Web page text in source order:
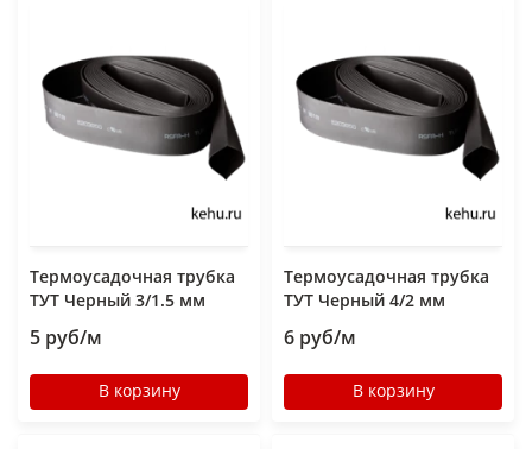
Термоусадочная трубка
ТУТ Черный 3/1.5 мм
5 руб/м
В корзину
Термоусадочная трубка
ТУТ Черный 4/2 мм
6 руб/м
В корзину